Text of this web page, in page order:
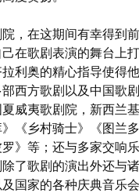
，在这期间有幸得到
在歌剧表演的舞台上
利奥的精心指导使得
西方歌剧以及中国歌
威夷歌剧院，新西兰
》《乡村骑士》《图兰
》等；还与多家交响
除了歌剧的演出外还与
国家的各种庆典音乐